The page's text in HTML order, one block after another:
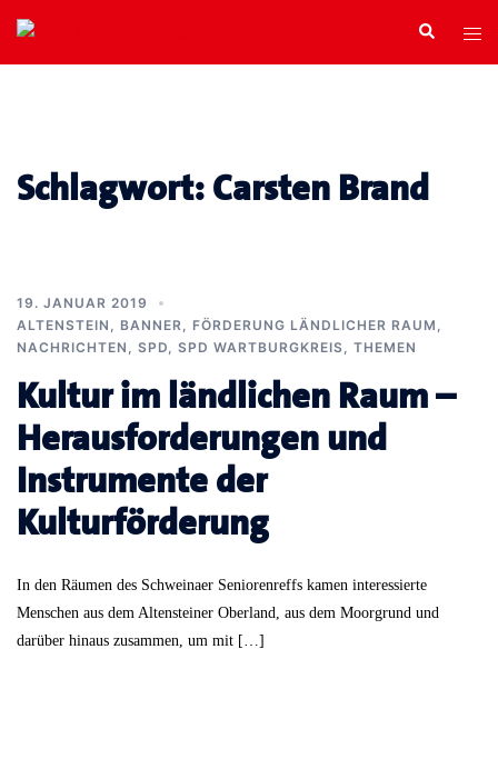
Zum
Inhalt
springen
Search
Schlagwort:Carsten Brand
19. JANUAR 2019
ALTENSTEIN
BANNER FÖRDERUNG LÄNDLICHER RAUM
NACHRICHTEN
SPD SPD WARTBURGKREIS THEMEN
Kultur im ländlichen Raum –
Herausforderungen und
Instrumente der
Kulturförderung
In den Räumen des Schweinaer Seniorenreffs kamen interessierte
Menschen aus dem Altensteiner Oberland, aus dem Moorgrund und
darüber hinaus zusammen, um mit […]